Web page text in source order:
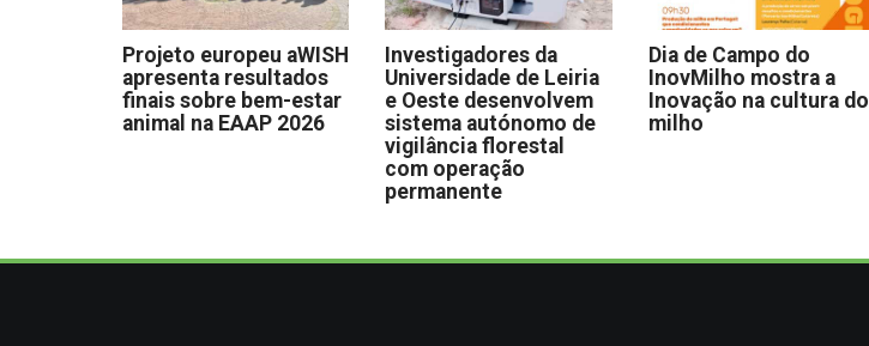
Projeto europeu aWISH
apresenta resultados
finais sobre bem-estar
animal na EAAP 2026
Investigadores da
Universidade de Leiria
e Oeste desenvolvem
sistema autónomo de
vigilância florestal
com operação
permanente
Dia de Campo do
InovMilho mostra a
Inovação na cultura do
milho